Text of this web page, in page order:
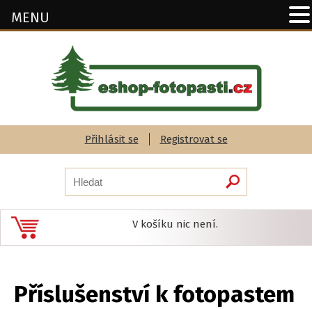
Přihlásit se Registrovat se
V košíku nic není.
Příslušenství k fotopastem
MENU